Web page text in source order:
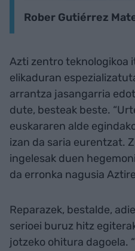
Rober Gutiérrez
Azti zentro teknologikoa
elikaduran
arrantza jasangarria
dute, besteak beste.
euskararen alde
izan da saria eurentzat.
ingelesak duen
da erronka nagusia
Reparazek, bestalde,
serioei buruz hitz
jotzeko ohitura dagoela.